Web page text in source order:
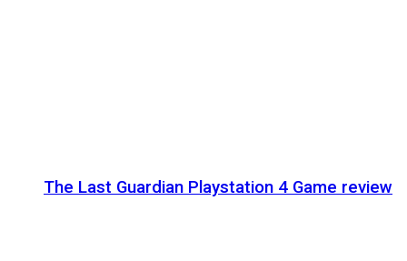
The Last Guardian Playstation 4 Game review